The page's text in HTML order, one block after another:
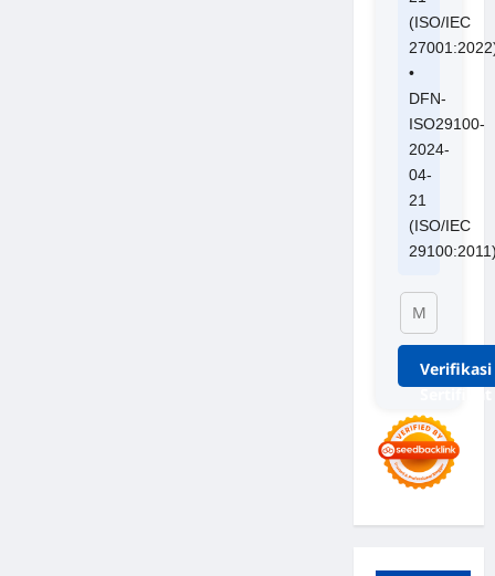
(ISO/IEC
•
DFN-
ISO29100-
2024-
04-
21
(ISO/IEC
Verifikasi
Sertifikat